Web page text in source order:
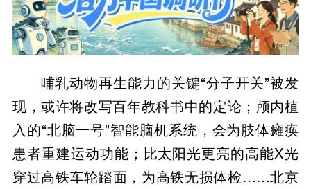
哺乳动物再生能力的关键“分子开关”被发
现，或许将改写百年教科书中的定论；颅内植
入的“北脑一号”智能脑机系统，会为肢体瘫痪
患者重建运动功能；比太阳光更亮的高能X光
穿过高铁车轮踏面，为高铁无损体检……北京